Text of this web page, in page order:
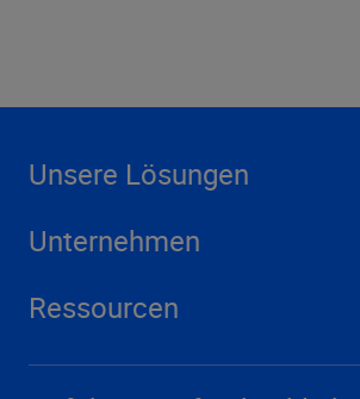
Unsere Lösungen
Unternehmen
Ressourcen